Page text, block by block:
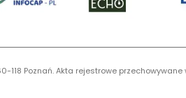
118 Poznań. Akta rejestrowe